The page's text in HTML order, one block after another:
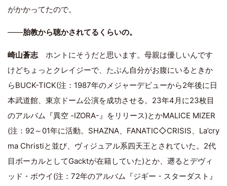
がかかってたので。
――胎教から聴かされてるくらいの。
崎山蒼志ホントにそうだと思います。母親は優しいんです
けどちょっとクレイジーで、たぶん自分がお腹にいるときか
らBUCK-TICK(注：1987年のメジャーデビューから2年後に日
本武道館、東京ドーム公演を成功させる。23年4月に23枚目
のアルバム『異空 -IZORA-』をリリース)とかMALICE MIZER
(注：92～01年に活動。SHAZNA、FANATIC◇CRISIS、La’cry
ma Christiと並び、ヴィジュアル系四天王とされていた。2代
目ボーカルとしてGacktが在籍していた)とか、遡るとデヴィ
ッド・ボウイ(注：72年のアルバム『ジギー・スターダスト』